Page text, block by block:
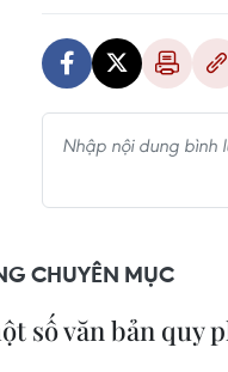
CHUYÊN MỤC
số văn bản quy